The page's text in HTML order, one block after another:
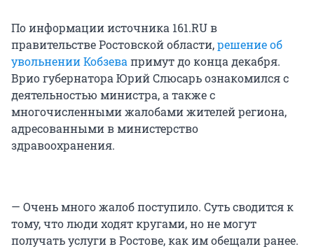
По информации источника 161.RU в
правительстве Ростовской области,решение об
увольнении Кобзевапримут до конца декабря.
Врио губернатора Юрий Слюсарь ознакомился с
деятельностью министра, а также с
многочисленными жалобами жителей региона,
адресованными в министерство
здравоохранения.
— Очень много жалоб поступило. Суть сводится к
тому, что люди ходят кругами, но не могут
получать услуги в Ростове, как им обещали ранее.